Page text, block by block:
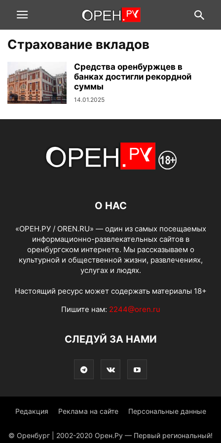
Страхование вкладов
Средства оренбуржцев в
банках достигли рекордной
суммы
14.01.2025
О НАС
«ОРЕН.РУ / OREN.RU» — один из самых посещаемых
информационно-развлекательных сайтов в
оренбургском интернете. Мы рассказываем о
культурной и общественной жизни, развлечениях,
услугах и людях.
Настоящий ресурс может содержать материалы 18+
Пишите нам: 2244@oren.ru
СЛЕДУЙ ЗА НАМИ
Редакция Реклама на сайте Персональные данные
© Оренбург | 2002-2020 Орен.Ру — Первый региональный!